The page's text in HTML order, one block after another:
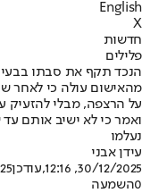
English
X
חדשות
פלילים
הנכד תקף את סבתו
מהאישום עולה כי לאחר
על הרצפה, מבלי להזעיק
ואמר כי לא ישיב אותם
נעלמו
עידן אבני
30/12/2025, 12:16
,עודכן
0השמעה